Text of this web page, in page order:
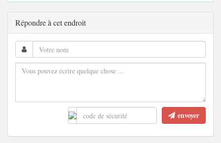
Répondre à cet endroit
envoyer